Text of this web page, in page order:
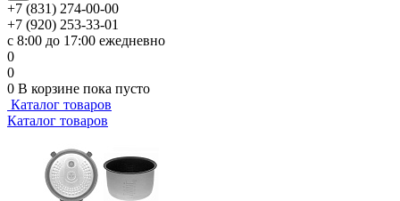
+7 (831) 274-00-00
+7 (920) 253-33-01
с 8:00 до 17:00 ежедневно
0
0
0 В корзине пока пусто
Каталог товаров
Каталог товаров